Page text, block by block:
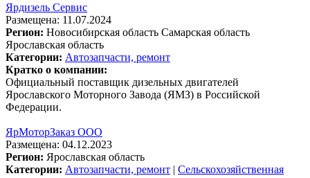
Ярдизель Сервис
Размещена: 11.07.2024
Регион: Новосибирская область Самарская область
Ярославская область
Категории: Автозапчасти, ремонт
Кратко о компании:
Официальный поставщик дизельных двигателей
Ярославского Моторного Завода (ЯМЗ) в Российской
Федерации.
ЯрМоторЗаказ ООО
Размещена: 04.12.2023
Регион: Ярославская область
Категории: Автозапчасти, ремонт | Сельскохозяйственная